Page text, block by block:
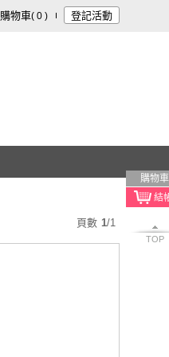
購物車( 0 ) 登記活動
購物車
TOP
頁數 1/1